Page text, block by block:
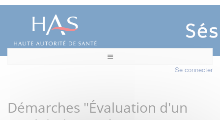
Se connecter
Démarches "Évaluation d'un